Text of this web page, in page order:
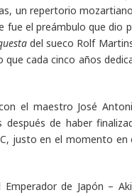
un repertorio
fue el preámbulo que dio
del sueco Rolf
cada cinco años
el maestro José
después de haber
justo en el momento en
de Japón –